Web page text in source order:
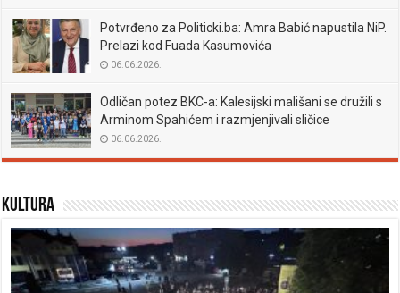
Potvrđeno za Politicki.ba: Amra Babić napustila NiP.
Prelazi kod Fuada Kasumovića
06.06.2026.
Odličan potez BKC-a: Kalesijski mališani se družili s
Arminom Spahićem i razmjenjivali sličice
06.06.2026.
Kultura